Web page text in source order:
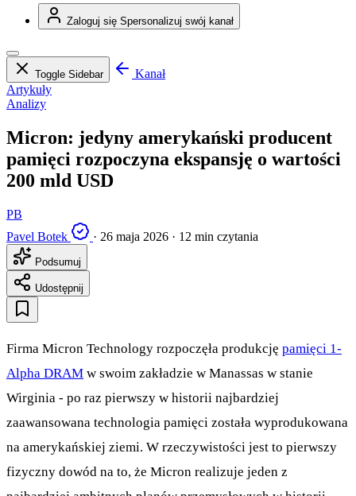
Zaloguj się Spersonalizuj swój kanał
Toggle Sidebar
Kanał
Artykuły
Analizy
Micron: jedyny amerykański producent
pamięci rozpoczyna ekspansję o wartości
200 mld USD
PB
Pavel Botek
· 26 maja 2026 · 12 min czytania
Podsumuj
Udostępnij
Firma Micron Technology rozpoczęła produkcję pamięci 1-
Alpha DRAM w swoim zakładzie w Manassas w stanie
Wirginia - po raz pierwszy w historii najbardziej
zaawansowana technologia pamięci została wyprodukowana
na amerykańskiej ziemi. W rzeczywistości jest to pierwszy
fizyczny dowód na to, że Micron realizuje jeden z